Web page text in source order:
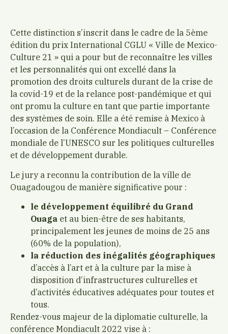
Cette distinction s’inscrit dans le cadre de la 5ème
édition du prix International CGLU « Ville de Mexico-
Culture 21 » qui a pour but de reconnaître les villes
et les personnalités qui ont excellé dans la
promotion des droits culturels durant de la crise de
la covid-19 et de la relance post-pandémique et qui
ont promu la culture en tant que partie importante
des systèmes de soin. Elle a été remise à Mexico à
l’occasion de la Conférence Mondiacult – Conférence
mondiale de l’UNESCO sur les politiques culturelles
et de développement durable.
Le jury a reconnu la contribution de la ville de
Ouagadougou de manière significative pour :
le développement équilibré du Grand
Ouaga et au bien-être de ses habitants,
principalement les jeunes de moins de 25 ans
(60% de la population),
la réduction des inégalités géographiques
d’accès à l’art et à la culture par la mise à
disposition d’infrastructures culturelles et
d’activités éducatives adéquates pour toutes et
tous.
Rendez-vous majeur de la diplomatie culturelle, la
conférence Mondiacult 2022 vise à :